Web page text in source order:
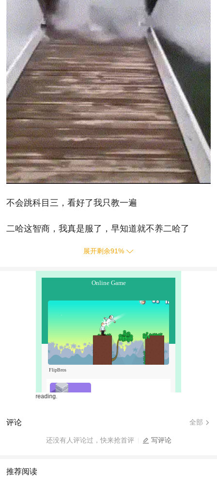
不会跳科目三，看好了我只教一遍
二哈这智商，我真是服了，早知道就不养二哈了
展开剩余91%
评论 全部
还没有人评论过，快来抢首评 写评论
推荐阅读